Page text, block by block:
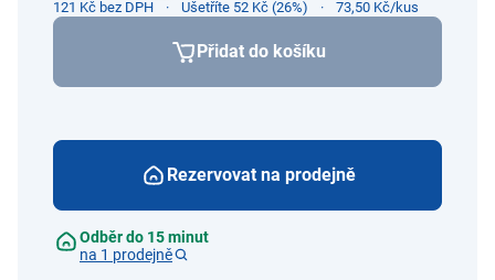
121 Kč bez DPH Ušetříte 52 Kč (26%) 73,50 Kč/kus
Přidat do košíku
Rezervovat na prodejně
Odběr do 15 minut
na 1 prodejně